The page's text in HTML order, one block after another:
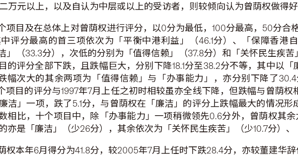
万元以上，以及自认为中层或以上的受访者，则较倾向认为曾荫权做得
项目及在总体上对曾荫权进行评分，以0分为最低，100分最高，50分合
评分最高的首三项依次为「平衡中港利益」（46.1分）、「保障香港
」（33.3分），次低的分别为「值得信赖」（37.8分）和「关怀民生疾
的评分全部下跌，且跌幅巨大，分别下降18.1分至38.2分不等，其中以
幅次大的其余两项为「值得信赖」与「办事能力」，亦分别下降了
项目的评分与1997年7月上任之初时相较虽亦全线下降，但跌幅与曾荫权
洁」一项，跌了5.1分，与曾荫权在「廉洁」的评分上跌幅最大的情况
相比，十个项目中，除「办事能力」一项稍微领先0.6分外，曾荫权其
亦是「廉洁」（少26分），其余依次为「关怀民生疾苦」（少10.7分）
权本年6月得分为41.8分，较2005年7月上任时下跌28.4分，亦较董建华